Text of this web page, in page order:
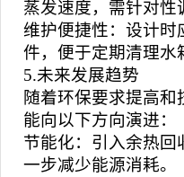
蒸发速度，需针对性
维护便捷性：设计时
件，便于定期清理水
5.未来发展趋势
随着环保要求提高
能向以下方向演进：
节能化：引入余热回
一步减少能源消耗。